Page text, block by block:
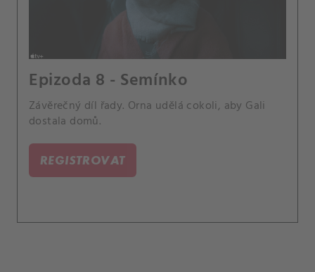
Epizoda 8 - Semínko
Závěrečný díl řady. Orna udělá cokoli, aby Gali
dostala domů.
REGISTROVAT